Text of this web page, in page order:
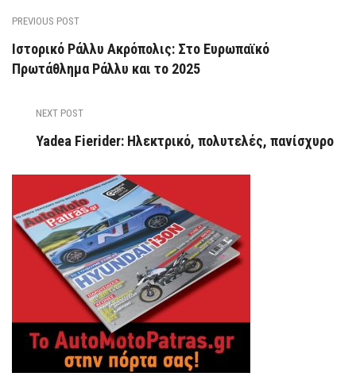
PREVIOUS POST
Ιστορικό Ράλλυ Ακρόπολις: Στο Ευρωπαϊκό
Πρωτάθλημα Ράλλυ και το 2025
NEXT POST
Yadea Fierider: Ηλεκτρικό, πολυτελές, πανίσχυρο